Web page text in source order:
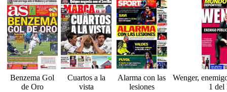
Benzema Gol
de Oro
Cuartos a la
vista
Alarma con las
lesiones
Wenger,
1 del